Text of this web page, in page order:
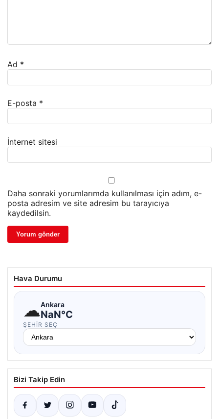
Ad *
E-posta *
İnternet sitesi
Daha sonraki yorumlarımda kullanılması için adım, e-
posta adresim ve site adresim bu tarayıcıya
kaydedilsin.
Hava Durumu
☁Ankara
NaN°C
ŞEHIR SEÇ
Bizi Takip Edin